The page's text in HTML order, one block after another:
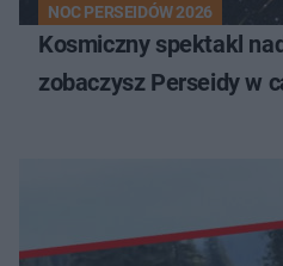
NOC PERSEIDÓW 2026
Kosmiczny spektakl
zobaczysz Perseidy w